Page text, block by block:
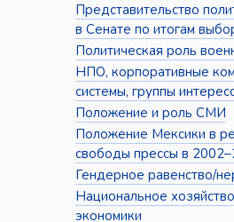
Представительство
в Сенате по итогам
Политическая роль
НПО, корпоративные
системы, группы
Положение и роль СМИ
Положение Мексики в
свободы прессы в
Гендерное равенство/
Национальное
экономики